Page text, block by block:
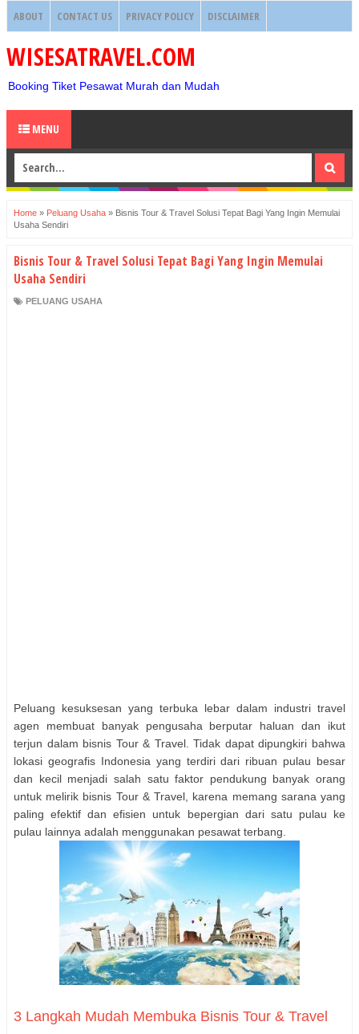
ABOUT CONTACT US PRIVACY POLICY DISCLAIMER
WISESATRAVEL.COM
Booking Tiket Pesawat Murah dan Mudah
MENU
Home » Peluang Usaha » Bisnis Tour & Travel Solusi Tepat Bagi Yang Ingin Memulai
Usaha Sendiri
Bisnis Tour & Travel Solusi Tepat Bagi Yang Ingin Memulai
Usaha Sendiri
PELUANG USAHA
Peluang kesuksesan yang terbuka lebar dalam industri travel
agen membuat banyak pengusaha berputar haluan dan ikut
terjun dalam bisnis Tour & Travel. Tidak dapat dipungkiri bahwa
lokasi geografis Indonesia yang terdiri dari ribuan pulau besar
dan kecil menjadi salah satu faktor pendukung banyak orang
untuk melirik bisnis Tour & Travel, karena memang sarana yang
paling efektif dan efisien untuk bepergian dari satu pulau ke
pulau lainnya adalah menggunakan pesawat terbang.
3 Langkah Mudah Membuka Bisnis Tour & Travel